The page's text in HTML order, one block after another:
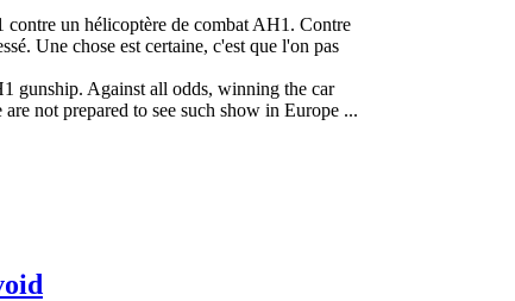
contre un hélicoptère de combat AH1. Contre
Une chose est certaine, c'est que l'on pas
gunship. Against all odds, winning the car
not prepared to see such show in Europe ...